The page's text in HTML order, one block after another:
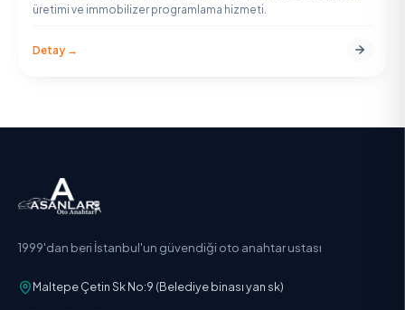
üretimi ve immobilizer programlama hizmeti.
Detay →
1999'dan beri İstanbul'un güvendiği oto anahtar ustası
Maltepe Çetin Sk No:9 (Belediye binası yan sk)